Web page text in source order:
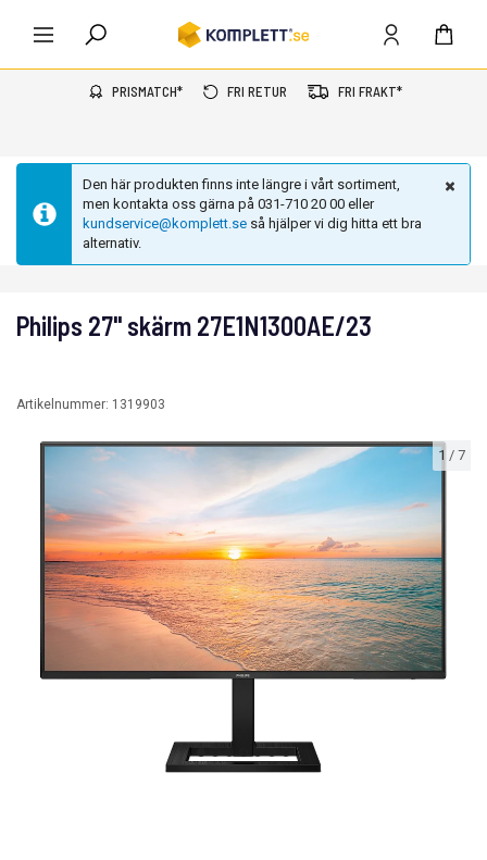
PRISMATCH* FRI RETUR FRI FRAKT*
Den här produkten finns inte längre i vårt sortiment,
men kontakta oss gärna på 031-710 20 00 eller
kundservice@komplett.se så hjälper vi dig hitta ett bra
alternativ.
1 / 7
Philips 27" skärm 27E1N1300AE/23
Artikelnummer: 1319903